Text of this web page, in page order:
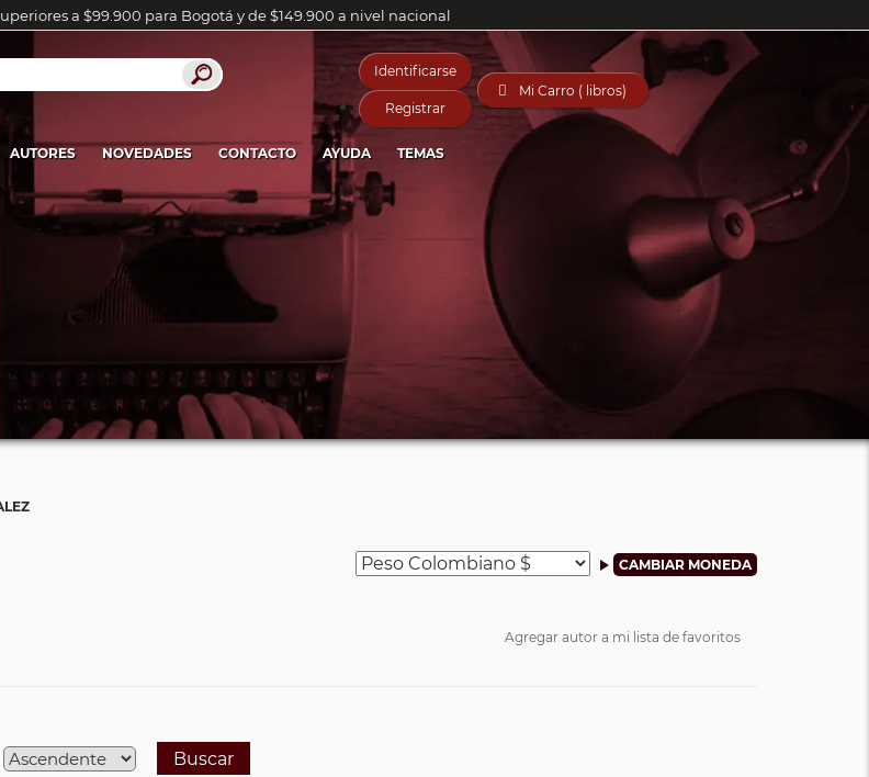
a $99.900 para Bogotá y de $149.900 a nivel nacional
Identificarse
Registrar
 Mi Carro ( libros)
AUTORES NOVEDADES CONTACTO AYUDA TEMAS
Agregar autor a mi lista de favoritos
Buscar